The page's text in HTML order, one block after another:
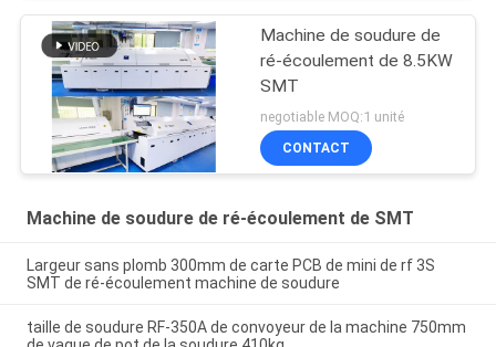
Machine de soudure de
ré-écoulement de 8.5KW
SMT
negotiable MOQ:1 unité
CONTACT
Machine de soudure de ré-écoulement de SMT
Largeur sans plomb 300mm de carte PCB de mini de rf 3S
SMT de ré-écoulement machine de soudure
taille de soudure RF-350A de convoyeur de la machine 750mm